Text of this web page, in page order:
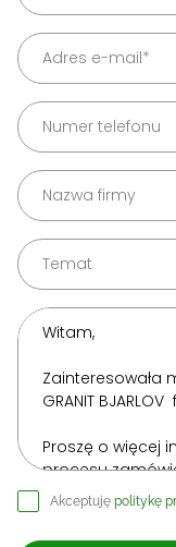
Akceptuję politykę